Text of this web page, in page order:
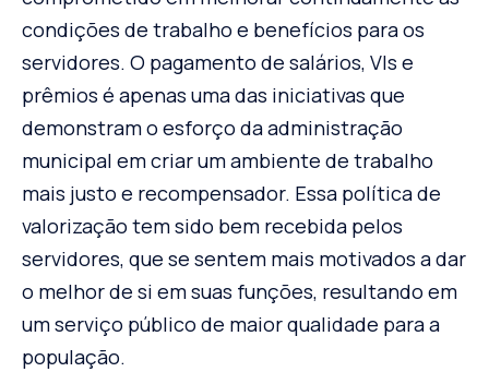
condições de trabalho e benefícios para os
servidores. O pagamento de salários, VIs e
prêmios é apenas uma das iniciativas que
demonstram o esforço da administração
municipal em criar um ambiente de trabalho
mais justo e recompensador. Essa política de
valorização tem sido bem recebida pelos
servidores, que se sentem mais motivados a dar
o melhor de si em suas funções, resultando em
um serviço público de maior qualidade para a
população.